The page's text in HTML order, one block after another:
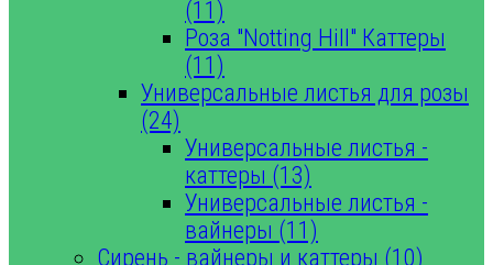
(11)
Роза "Notting Hill" Каттеры
(11)
Универсальные листья для розы
(24)
Универсальные листья -
каттеры (13)
Универсальные листья -
вайнеры (11)
Сирень - вайнеры и каттеры (10)